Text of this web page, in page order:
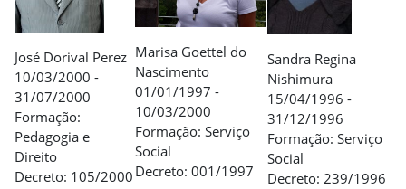
José Dorival Perez
10/03/2000 -
31/07/2000
Formação:
Pedagogia e
Direito
Decreto: 105/2000
Marisa Goettel do
Nascimento
01/01/1997 -
10/03/2000
Formação: Serviço
Social
Decreto: 001/1997
Sandra Regina
Nishimura
15/04/1996 -
31/12/1996
Formação: Serviço
Social
Decreto: 239/1996